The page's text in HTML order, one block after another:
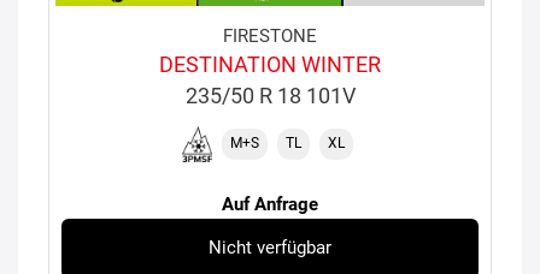
FIRESTONE
DESTINATION WINTER
235/50 R 18 101V
M+S TL XL
Auf Anfrage
Nicht verfügbar